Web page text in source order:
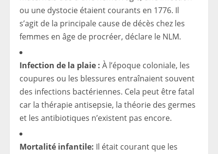
ou une dystocie étaient courants en 1776. Il
s’agit de la principale cause de décès chez les
femmes en âge de procréer, déclare le NLM.
Infection de la plaie : À l’époque coloniale, les
coupures ou les blessures entraînaient souvent
des infections bactériennes. Cela peut être fatal
car la thérapie antisepsie, la théorie des germes
et les antibiotiques n’existent pas encore.
Mortalité infantile: Il était courant que les